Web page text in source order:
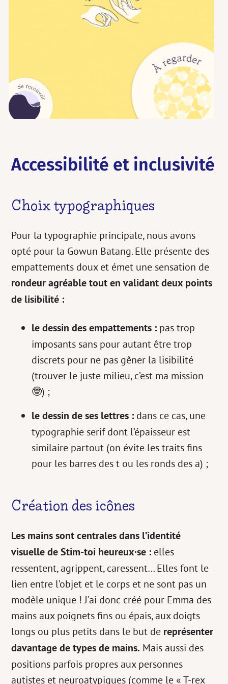
Accessibilité et inclusivité
Choix typographiques
Pour la typographie principale, nous avons
opté pour la Gowun Batang. Elle présente des
empattements doux et émet une sensation de
rondeur agréable tout en validant deux points
de lisibilité :
le dessin des empattements : pas trop
imposants sans pour autant être trop
discrets pour ne pas gêner la lisibilité
(trouver le juste milieu, c’est ma mission
🤓) ;
le dessin de ses lettres : dans ce cas, une
typographie serif dont l’épaisseur est
similaire partout (on évite les traits fins
pour les barres des t ou les ronds des a) ;
Création des icônes
Les mains sont centrales dans l’identité
visuelle de Stim-toi heureux·se : elles
ressentent, agrippent, caressent… Elles font le
lien entre l’objet et le corps et ne sont pas un
modèle unique ! J’ai donc créé pour Emma des
mains aux poignets fins ou épais, aux doigts
longs ou plus petits dans le but de représenter
davantage de types de mains. Mais aussi des
positions parfois propres aux personnes
autistes et neuroatypiques (comme le « T-rex